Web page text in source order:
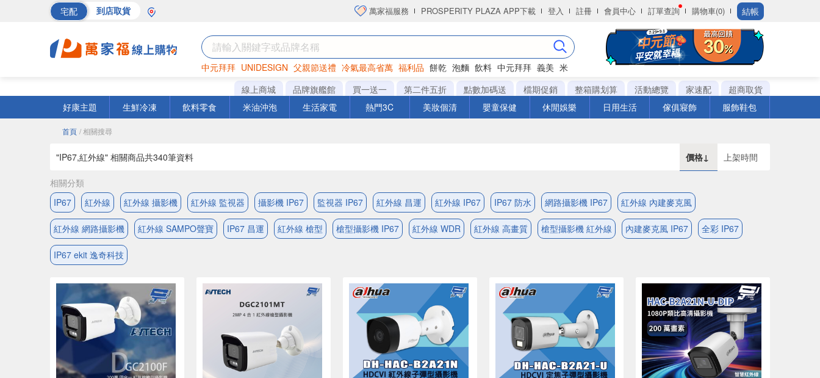
宅配 到店取貨 萬家福服務 PROSPERITY PLAZA APP下載 登入 註冊 會員中心 訂單查詢 購物車(0) 結帳
中元拜拜 UNIDESIGN 父親節送禮 冷氣最高省萬 福利品 餅乾 泡麵 飲料 中元拜拜 義美 米
罐頭 海苔 洋芋片
線上商城 品牌旗艦館 買一送一 第二件五折 點數加碼送 檔期促銷 整箱購划算 活動總覽 家速配
超商取貨
好康主題
生鮮冷凍 飲料零食 米油沖泡 生活家電 熱門3C 美妝個清 嬰童保健 休閒娛樂 日用生活 傢俱寢飾 服飾鞋包
首頁 / 相關搜尋
"IP67,紅外線" 相關商品共340筆資料 價格↓ 上架時間
相關分類
IP67
紅外線 紅外線 攝影機 紅外線 監視器 攝影機 IP67 監視器 IP67 紅外線 昌運 紅外線 IP67 IP67 防水 網路攝影機 IP67 紅外線 內建麥克風
紅外線 網路攝影機 紅外線 SAMPO聲寶 IP67 昌運 紅外線 槍型 槍型攝影機 IP67 紅外線 WDR 紅外線 高畫質 槍型攝影機 紅外線 內建麥克風 IP67 全彩 IP67
IP67 ekit 逸奇科技